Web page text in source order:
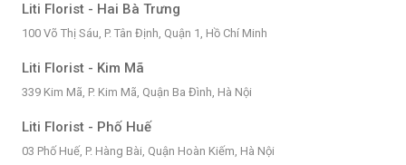
Liti Florist - Hai Bà Trưng
100 Võ Thị Sáu, P. Tân Định, Quận 1, Hồ Chí Minh
Liti Florist - Kim Mã
339 Kim Mã, P. Kim Mã, Quận Ba Đình, Hà Nội
Liti Florist - Phố Huế
03 Phố Huế, P. Hàng Bài, Quận Hoàn Kiếm, Hà Nội